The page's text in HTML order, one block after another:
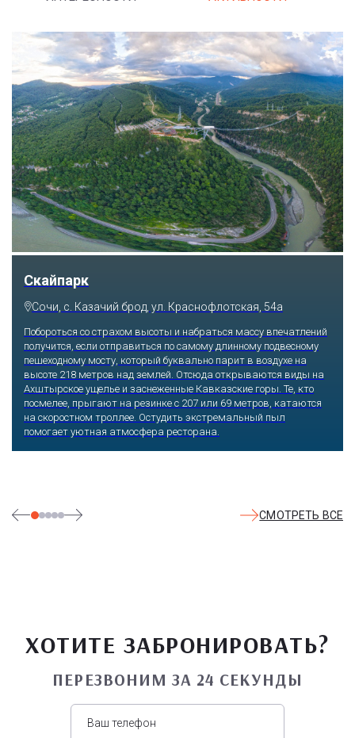
Скайпарк
Сочи, с. Казачий брод, ул. Краснофлотская, 54а
Побороться со страхом высоты и набраться массу впечатлений
получится, если отправиться по самому длинному подвесному
пешеходному мосту, который буквально парит в воздухе на
высоте 218 метров над землей. Отсюда открываются виды на
Ахштырское ущелье и заснеженные Кавказские горы. Те, кто
посмелее, прыгают на резинке с 207 или 69 метров, катаются
на скоростном троллее. Остудить экстремальный пыл
помогает уютная атмосфера ресторана.
СМОТРЕТЬ ВСЕ
ХОТИТЕ ЗАБРОНИРОВАТЬ?
ПЕРЕЗВОНИМ ЗА 24 СЕКУНДЫ